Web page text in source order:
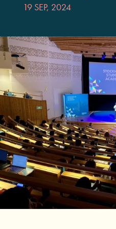
Lärosäten
English
19 SEP, 2024